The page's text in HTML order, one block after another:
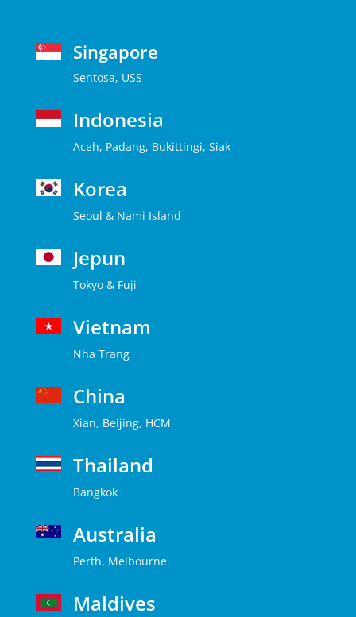
Singapore
Sentosa, USS
Indonesia
Aceh, Padang, Bukittingi, Siak
Korea
Seoul & Nami Island
Jepun
Tokyo & Fuji
Vietnam
Nha Trang
China
Xian, Beijing, HCM
Thailand
Bangkok
Australia
Perth, Melbourne
Maldives